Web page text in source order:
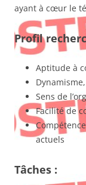
ayant à cœur le
Profil
Aptitude à
Sens de
Facilité de
actuels
Tâches :